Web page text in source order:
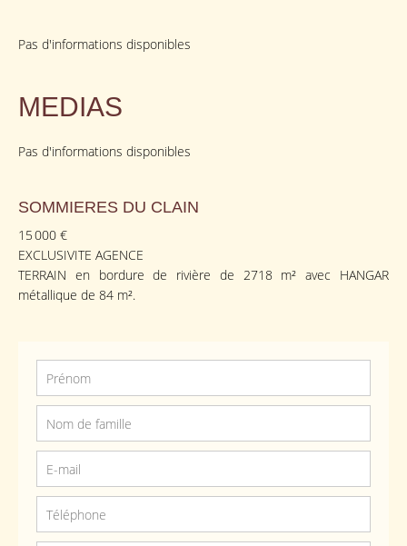
Pas d'informations disponibles
MEDIAS
Pas d'informations disponibles
SOMMIERES DU CLAIN
15 000 €
EXCLUSIVITE AGENCE
TERRAIN en bordure de rivière de 2718 m² avec HANGAR
métallique de 84 m².